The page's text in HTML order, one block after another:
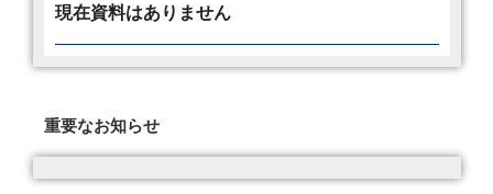
現在資料はありません
重要なお知らせ